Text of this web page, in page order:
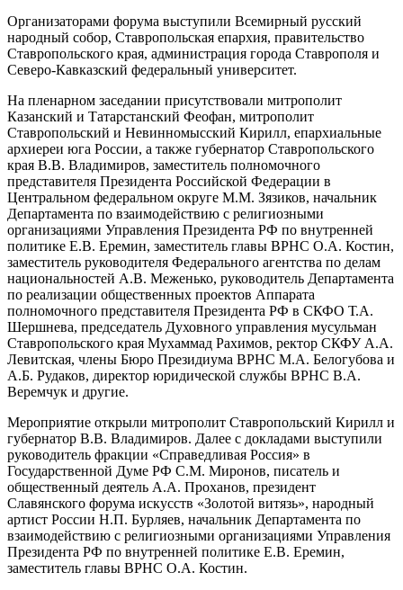
Организаторами форума выступили Всемирный русский
народный собор, Ставропольская епархия, правительство
Ставропольского края, администрация города Ставрополя и
Северо-Кавказский федеральный университет.
На пленарном заседании присутствовали митрополит
Казанский и Татарстанский Феофан, митрополит
Ставропольский и Невинномысский Кирилл, епархиальные
архиереи юга России, а также губернатор Ставропольского
края В.В. Владимиров, заместитель полномочного
представителя Президента Российской Федерации в
Центральном федеральном округе М.М. Зязиков, начальник
Департамента по взаимодействию с религиозными
организациями Управления Президента РФ по внутренней
политике Е.В. Еремин, заместитель главы ВРНС О.А. Костин,
заместитель руководителя Федерального агентства по делам
национальностей А.В. Меженько, руководитель Департамента
по реализации общественных проектов Аппарата
полномочного представителя Президента РФ в СКФО Т.А.
Шершнева, председатель Духовного управления мусульман
Ставропольского края Мухаммад Рахимов, ректор СКФУ А.А.
Левитская, члены Бюро Президиума ВРНС М.А. Белогубова и
А.Б. Рудаков, директор юридической службы ВРНС В.А.
Веремчук и другие.
Мероприятие открыли митрополит Ставропольский Кирилл и
губернатор В.В. Владимиров. Далее с докладами выступили
руководитель фракции «Справедливая Россия» в
Государственной Думе РФ С.М. Миронов, писатель и
общественный деятель А.А. Проханов, президент
Славянского форума искусств «Золотой витязь», народный
артист России Н.П. Бурляев, начальник Департамента по
взаимодействию с религиозными организациями Управления
Президента РФ по внутренней политике Е.В. Еремин,
заместитель главы ВРНС О.А. Костин.